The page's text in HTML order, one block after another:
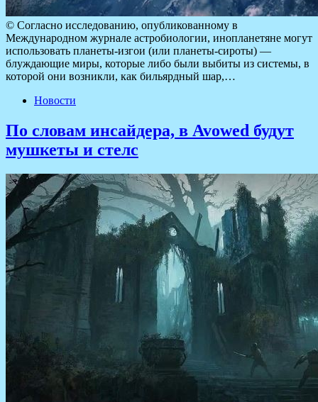
© Согласно исследованию, опубликованному в
Международном журнале астробиологии, инопланетяне могут
использовать планеты-изгои (или планеты-сироты) —
блуждающие миры, которые либо были выбиты из системы, в
которой они возникли, как бильярдный шар,…
Новости
По словам инсайдера, в Avowed будут
мушкеты и стелс